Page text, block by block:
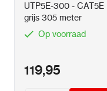
UTP5E-300 - CAT5E
grijs 305 meter
Op voorraad
119,95